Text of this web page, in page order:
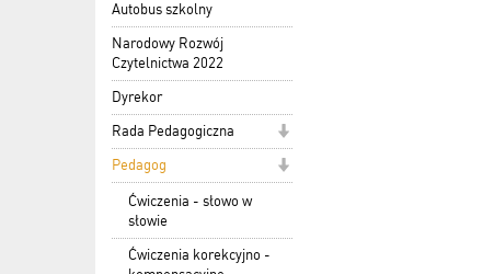
Autobus szkolny
Narodowy Rozwój
Czytelnictwa 2022
Dyrekor
Rada Pedagogiczna
Pedagog
Ćwiczenia - słowo w
słowie
Ćwiczenia korekcyjno -